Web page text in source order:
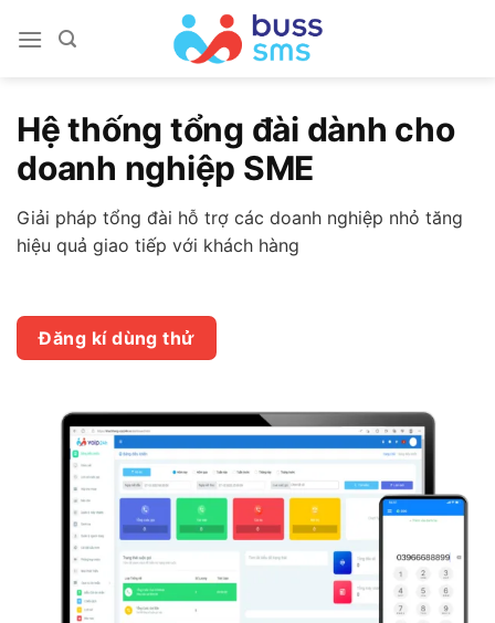
Hệ thống tổng đài dành cho
doanh nghiệp SME
Giải pháp tổng đài hỗ trợ các doanh nghiệp nhỏ tăng
hiệu quả giao tiếp với khách hàng
Đăng kí dùng thử